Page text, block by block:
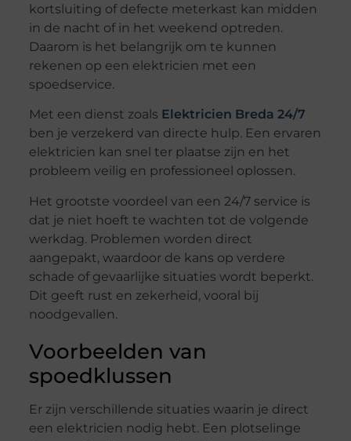
kortsluiting of defecte meterkast kan midden
in de nacht of in het weekend optreden.
Daarom is het belangrijk om te kunnen
rekenen op een elektricien met een
spoedservice.
Met een dienst zoals Elektricien Breda 24/7
ben je verzekerd van directe hulp. Een ervaren
elektricien kan snel ter plaatse zijn en het
probleem veilig en professioneel oplossen.
Het grootste voordeel van een 24/7 service is
dat je niet hoeft te wachten tot de volgende
werkdag. Problemen worden direct
aangepakt, waardoor de kans op verdere
schade of gevaarlijke situaties wordt beperkt.
Dit geeft rust en zekerheid, vooral bij
noodgevallen.
Voorbeelden van
spoedklussen
Er zijn verschillende situaties waarin je direct
een elektricien nodig hebt. Een plotselinge